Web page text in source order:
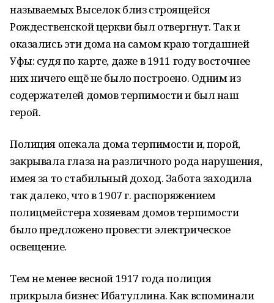
называемых Выселок близ строящейся
Рождественской церкви был отвергнут. Так и
оказались эти дома на самом краю тогдашней
Уфы: судя по карте, даже в 1911 году восточнее
них ничего ещё не было построено. Одним из
содержателей домов терпимости и был наш
герой.
Полиция опекала дома терпимости и, порой,
закрывала глаза на различного рода нарушения,
имея за то стабильный доход. Забота заходила
так далеко, что в 1907 г. распоряжением
полицмейстера хозяевам домов терпимости
было предложено провести электрическое
освещение.
Тем не менее весной 1917 года полиция
прикрыла бизнес Ибатуллина. Как вспоминали